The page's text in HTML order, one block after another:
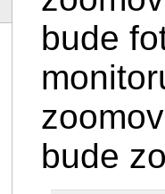
bude
bude